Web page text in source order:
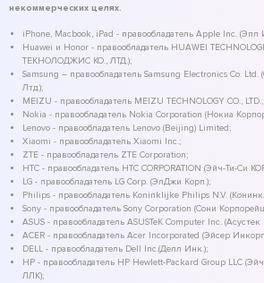
некоммерческих целях.
iPhone, Macbook, iPad - правообладатель Apple Inc. (Эпл
Huawei и Honor - правообладатель HUAWEI
ТЕКНОЛОДЖИС КО., ЛТД.);
Samsung – правообладатель Samsung Electronics Co.
Лтд.);
MEIZU - правообладатель MEIZU TECHNOLOGY CO., LTD.;
Nokia - правообладатель Nokia Corporation (Нокиа
Lenovo - правообладатель Lenovo (Beijing) Limited;
Xiaomi - правообладатель Xiaomi Inc.;
ZTE - правообладатель ZTE Corporation;
HTC - правообладатель HTC CORPORATION (Эйч-Ти-Си
LG - правообладатель LG Corp. (ЭлДжи Корп.);
Philips - правообладатель Koninklijke Philips N.V.
Sony - правообладатель Sony Corporation (Сони
ASUS - правообладатель ASUSTeK Computer Inc.
ACER - правообладатель Acer Incorporated (Эйсер
DELL - правообладатель Dell Inc.(Делл Инк.);
HP - правообладатель HP Hewlett-Packard Group LLC
ЛЛК);